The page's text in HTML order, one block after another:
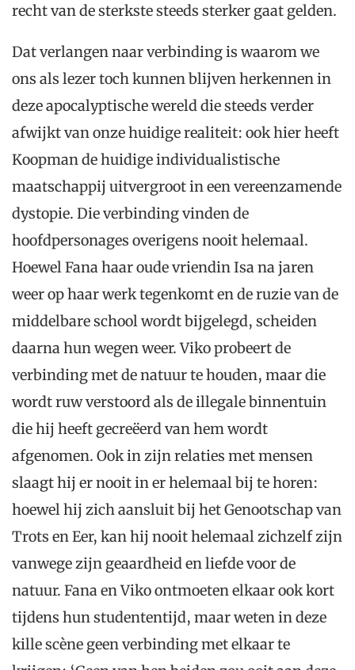
recht van de sterkste steeds sterker gaat gelden.
Dat verlangen naar verbinding is waarom we
ons als lezer toch kunnen blijven herkennen in
deze apocalyptische wereld die steeds verder
afwijkt van onze huidige realiteit: ook hier heeft
Koopman de huidige individualistische
maatschappij uitvergroot in een vereenzamende
dystopie. Die verbinding vinden de
hoofdpersonages overigens nooit helemaal.
Hoewel Fana haar oude vriendin Isa na jaren
weer op haar werk tegenkomt en de ruzie van de
middelbare school wordt bijgelegd, scheiden
daarna hun wegen weer. Viko probeert de
verbinding met de natuur te houden, maar die
wordt ruw verstoord als de illegale binnentuin
die hij heeft gecreëerd van hem wordt
afgenomen. Ook in zijn relaties met mensen
slaagt hij er nooit in er helemaal bij te horen:
hoewel hij zich aansluit bij het Genootschap van
Trots en Eer, kan hij nooit helemaal zichzelf zijn
vanwege zijn geaardheid en liefde voor de
natuur. Fana en Viko ontmoeten elkaar ook kort
tijdens hun studententijd, maar weten in deze
kille scène geen verbinding met elkaar te